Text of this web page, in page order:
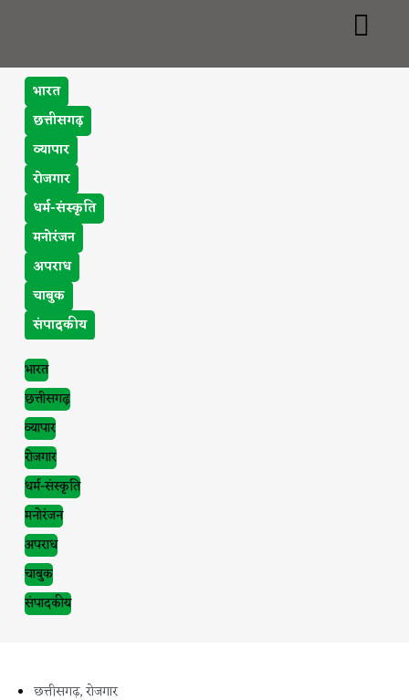
भारत
छत्तीसगढ़
व्यापार
रोजगार
धर्म-संस्कृति
मनोरंजन
अपराध
चाबुक
संपादकीय
भारत
छत्तीसगढ़
व्यापार
रोजगार
धर्म-संस्कृति
मनोरंजन
अपराध
चाबुक
संपादकीय
छत्तीसगढ़,रोजगार